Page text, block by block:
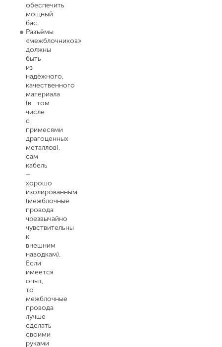
обеспечить
мощный
бас.
Разъёмы
«межблочников»
должны
быть
из
надёжного,
качественного
материала
(в том
числе
с
примесями
драгоценных
металлов),
сам
кабель
–
хорошо
изолированным
(межблочные
провода
чрезвычайно
чувствительны
к
внешним
наводкам).
Если
имеется
опыт,
то
межблочные
провода
лучше
сделать
своими
руками